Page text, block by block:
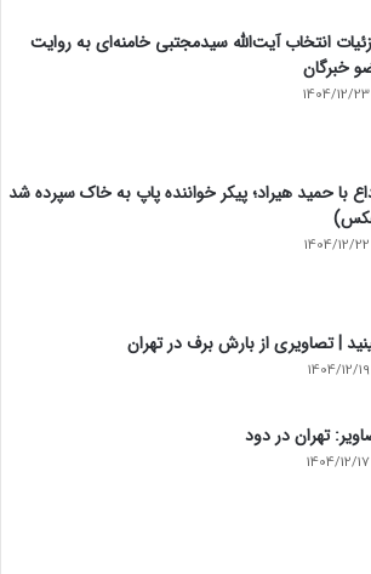
انتخاب آیت‌الله سیدمجتبی خامنه‌ای به روایت
خبرگان
1404/12/23
با حمید هیراد؛ پیکر خواننده پاپ به خاک سپرده شد
1404/12/22
| تصاویری از بارش برف در تهران
1404/12/19
تهران در دود
1404/12/17